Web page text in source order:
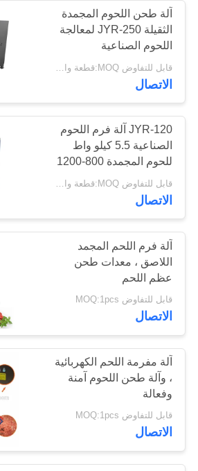
أخبار
القضايا
مدونة
اطلب
اقتباس
خريطة
الموقع
سياسة
الخصوصية
شفرة لحم
130
آلة فراغ بهلوان
42
آلة تلطيف
14
آلة طحن اللحوم المجمدة
الثقيلة JYR-250 لمعالجة
اللحوم الصناعية
الاتصال
JYR-120 آلة فرم اللحوم
الصناعية 5.5 كيلو واط
للحوم المجمدة 800-1200
كجم/ساعة
قابل للتفاوض MOQ:قطعة واحدة
الاتصال
آلة فرم اللحم المجمد
اللاصق ، معدات طحن
عظم اللحم
قابل للتفاوض MOQ:1pcs
الاتصال
آلة مفرمة اللحم الكهربائية
، وآلة طحن اللحوم آمنة
وفعالة
قابل للتفاوض MOQ:1pcs
الاتصال